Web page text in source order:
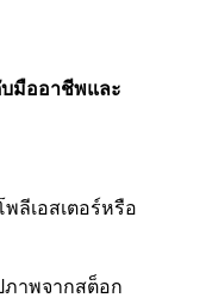
บมืออาชีพและ
ลีเอสเตอร์หรือ
ภาพจากสต็อก